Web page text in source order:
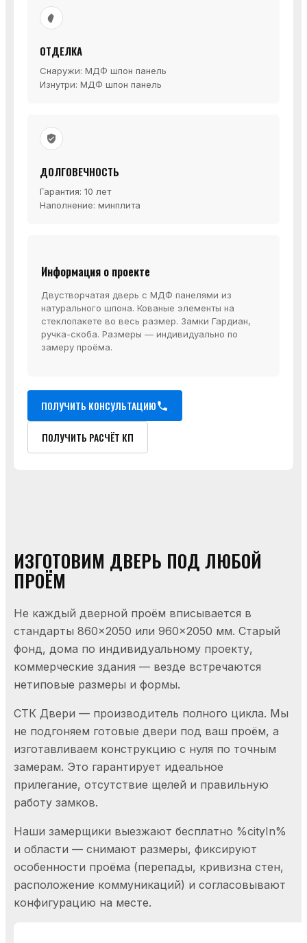
ОТДЕЛКА
Снаружи: МДФ шпон панель
Изнутри: МДФ шпон панель
ДОЛГОВЕЧНОСТЬ
Гарантия: 10 лет
Наполнение: минплита
Информация о проекте
Двустворчатая дверь с МДФ панелями из
натурального шпона. Кованые элементы на
стеклопакете во весь размер. Замки Гардиан,
ручка-скоба. Размеры — индивидуально по
замеру проёма.
ПОЛУЧИТЬ КОНСУЛЬТАЦИЮ
ПОЛУЧИТЬ РАСЧЁТ КП
ИЗГОТОВИМ ДВЕРЬ ПОД ЛЮБОЙ
ПРОЁМ
Не каждый дверной проём вписывается в
стандарты 860×2050 или 960×2050 мм. Старый
фонд, дома по индивидуальному проекту,
коммерческие здания — везде встречаются
нетиповые размеры и формы.
СТК Двери — производитель полного цикла. Мы
не подгоняем готовые двери под ваш проём, а
изготавливаем конструкцию с нуля по точным
замерам. Это гарантирует идеальное
прилегание, отсутствие щелей и правильную
работу замков.
Наши замерщики выезжают бесплатно %cityIn%
и области — снимают размеры, фиксируют
особенности проёма (перепады, кривизна стен,
расположение коммуникаций) и согласовывают
конфигурацию на месте.